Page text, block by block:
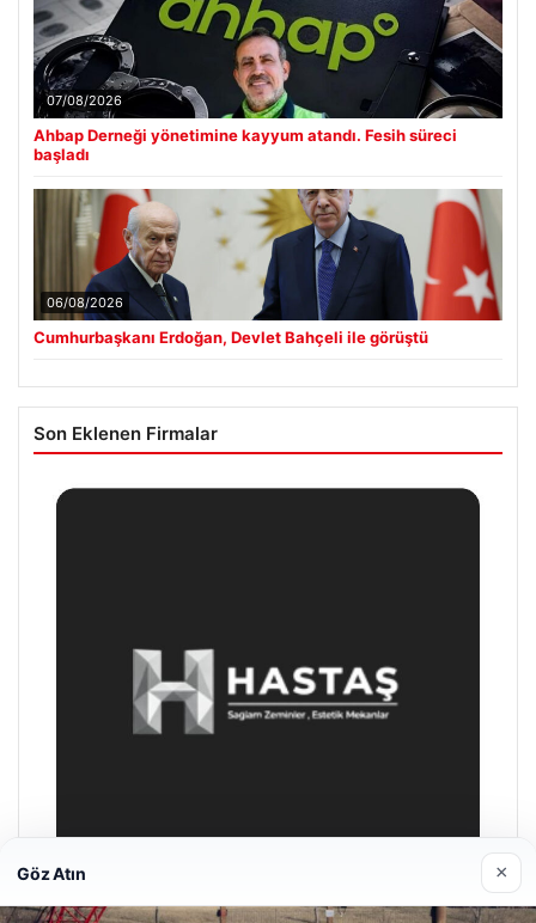
07/08/2026
Ahbap Derneği yönetimine kayyum atandı. Fesih süreci
başladı
06/08/2026
Cumhurbaşkanı Erdoğan, Devlet Bahçeli ile görüştü
Son Eklenen Firmalar
Göz Atın ×